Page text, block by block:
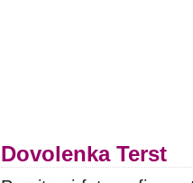
Dovolenka Terst